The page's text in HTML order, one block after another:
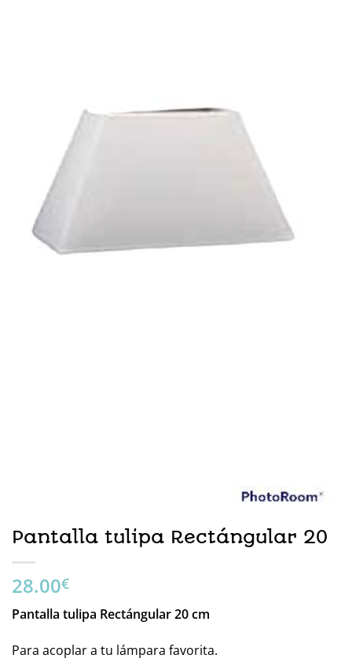
Pantalla tulipa Rectángular 20
28.00€
Pantalla tulipa Rectángular 20 cm
Para acoplar a tu lámpara favorita.